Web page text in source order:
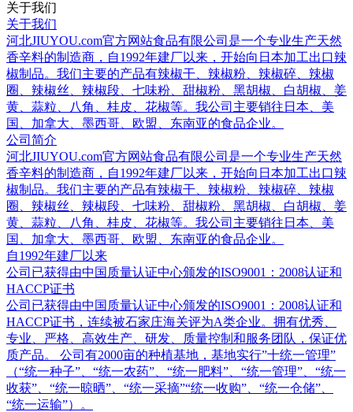
关于我们
关于我们
河北JIUYOU.com官方网站食品有限公司是一个专业生产天然
香辛料的制造商，自1992年建厂以来，开始向日本加工出口辣
椒制品。我们主要的产品有辣椒干、辣椒粉、辣椒碎、辣椒
圈、辣椒丝、辣椒段、七味粉、甜椒粉、黑胡椒、白胡椒、姜
黄、蒜粒、八角、桂皮、花椒等。我公司主要销往日本、美
国、加拿大、墨西哥、欧盟、东南亚的食品企业。
公司简介
河北JIUYOU.com官方网站食品有限公司是一个专业生产天然
香辛料的制造商，自1992年建厂以来，开始向日本加工出口辣
椒制品。我们主要的产品有辣椒干、辣椒粉、辣椒碎、辣椒
圈、辣椒丝、辣椒段、七味粉、甜椒粉、黑胡椒、白胡椒、姜
黄、蒜粒、八角、桂皮、花椒等。我公司主要销往日本、美
国、加拿大、墨西哥、欧盟、东南亚的食品企业。
自1992年建厂以来
公司已获得由中国质量认证中心颁发的ISO9001：2008认证和
HACCP证书
公司已获得由中国质量认证中心颁发的ISO9001：2008认证和
HACCP证书，连续被石家庄海关评为A类企业。拥有优秀、
专业、严格、高效生产、研发、质量控制和服务团队，保证优
质产品。 公司有2000亩的种植基地，基地实行”十统一管理”
（“统一种子”、“统一农药”、“统一肥料”、“统一管理”、“统一
收获”、“统一晾晒”、“统一采摘”“统一收购”、“统一仓储”、
“统一运输”）。